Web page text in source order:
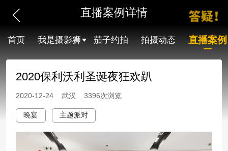
直播案例详情
首页 我是摄影狮 茄子约拍 拍摄动态 直播案例
2020保利沃利圣诞夜狂欢趴
2020-12-24 武汉 3396次浏览
晚宴 主题派对